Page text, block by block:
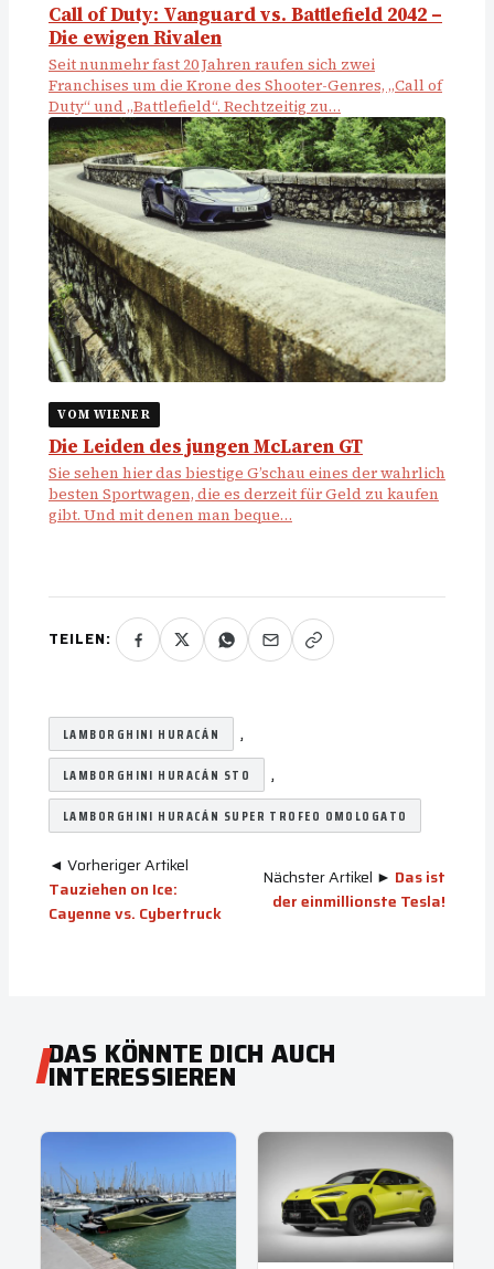
Call of Duty: Vanguard vs. Battlefield 2042 –
Die ewigen Rivalen
Seit nunmehr fast 20 Jahren raufen sich zwei
Franchises um die Krone des Shooter-Genres, „Call of
Duty“ und „Battlefield“. Rechtzeitig zu…
VOM WIENER
Die Leiden des jungen McLaren GT
Sie sehen hier das biestige G’schau eines der wahrlich
besten Sportwagen, die es derzeit für Geld zu kaufen
gibt. Und mit denen man beque…
TEILEN:
LAMBORGHINI HURACÁN ,
LAMBORGHINI HURACÁN STO ,
LAMBORGHINI HURACÁN SUPER TROFEO OMOLOGATO
◄ Vorheriger Artikel
Tauziehen on Ice:
Cayenne vs. Cybertruck
Nächster Artikel ► Das ist
der einmillionste Tesla!
DAS KÖNNTE DICH AUCH
INTERESSIEREN